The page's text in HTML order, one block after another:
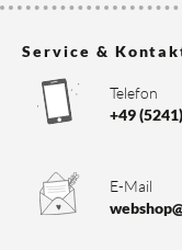
Service &
Telefon
+49
E-Mail